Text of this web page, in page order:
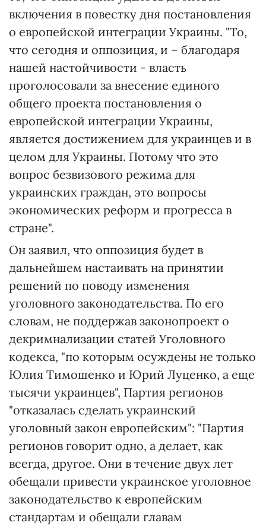
включения в повестку дня постановления
о европейской интеграции Украины. "То,
что сегодня и оппозиция, и – благодаря
нашей настойчивости - власть
проголосовали за внесение единого
общего проекта постановления о
европейской интеграции Украины,
является достижением для украинцев и в
целом для Украины. Потому что это
вопрос безвизового режима для
украинских граждан, это вопросы
экономических реформ и прогресса в
стране".
Он заявил, что оппозиция будет в
дальнейшем настаивать на принятии
решений по поводу изменения
уголовного законодательства. По его
словам, не поддержав законопроект о
декримнализации статей Уголовного
кодекса, "по которым осуждены не только
Юлия Тимошенко и Юрий Луценко, а еще
тысячи украинцев", Партия регионов
"отказалась сделать украинский
уголовный закон европейским": "Партия
регионов говорит одно, а делает, как
всегда, другое. Они в течение двух лет
обещали привести украинское уголовное
законодательство к европейским
стандартам и обещали главам